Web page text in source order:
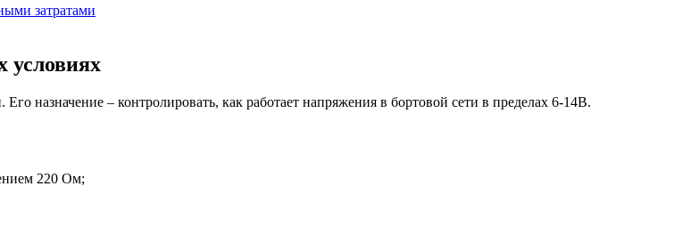
затратами
условиях
– контролировать, как работает напряжения в бортовой сети в пределах 6-14В.
220 Ом;